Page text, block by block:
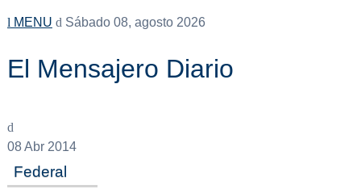
MENU Sábado 08, agosto 2026
El Mensajero Diario
08Abr 2014
Federal